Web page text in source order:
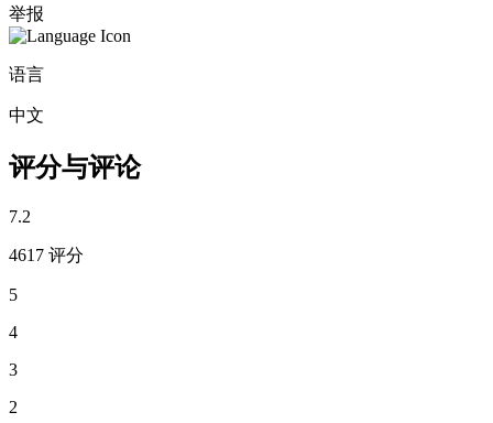
举报
语言
中文
评分与评论
7.2
4617 评分
5
4
3
2